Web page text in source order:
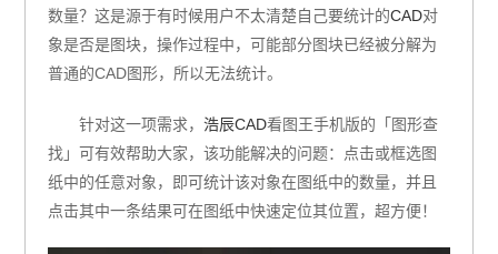
数量？这是源于有时候用户不太清楚自己要统计的CAD对
象是否是图块，操作过程中，可能部分图块已经被分解为
普通的CAD图形，所以无法统计。
针对这一项需求，浩辰CAD看图王手机版的「图形查
找」可有效帮助大家，该功能解决的问题：点击或框选图
纸中的任意对象，即可统计该对象在图纸中的数量，并且
点击其中一条结果可在图纸中快速定位其位置，超方便！